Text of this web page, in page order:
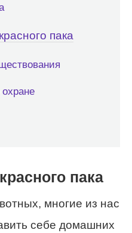
пака
пака
многие из нас
себе домашних